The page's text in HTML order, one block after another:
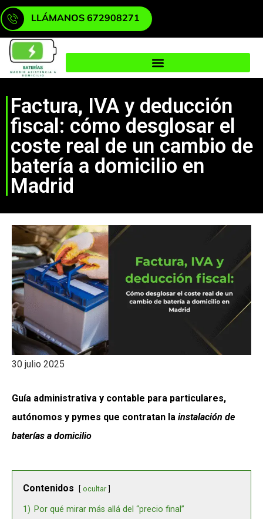
LLÁMANOS 672908271
Factura, IVA y deducción
fiscal: cómo desglosar el
coste real de un cambio de
batería a domicilio en
Madrid
30 julio 2025
Guía administrativa y contable para particulares,
autónomos y pymes que contratan la instalación de
baterías a domicilio
Contenidos ocultar
1) Por qué mirar más allá del “precio final”